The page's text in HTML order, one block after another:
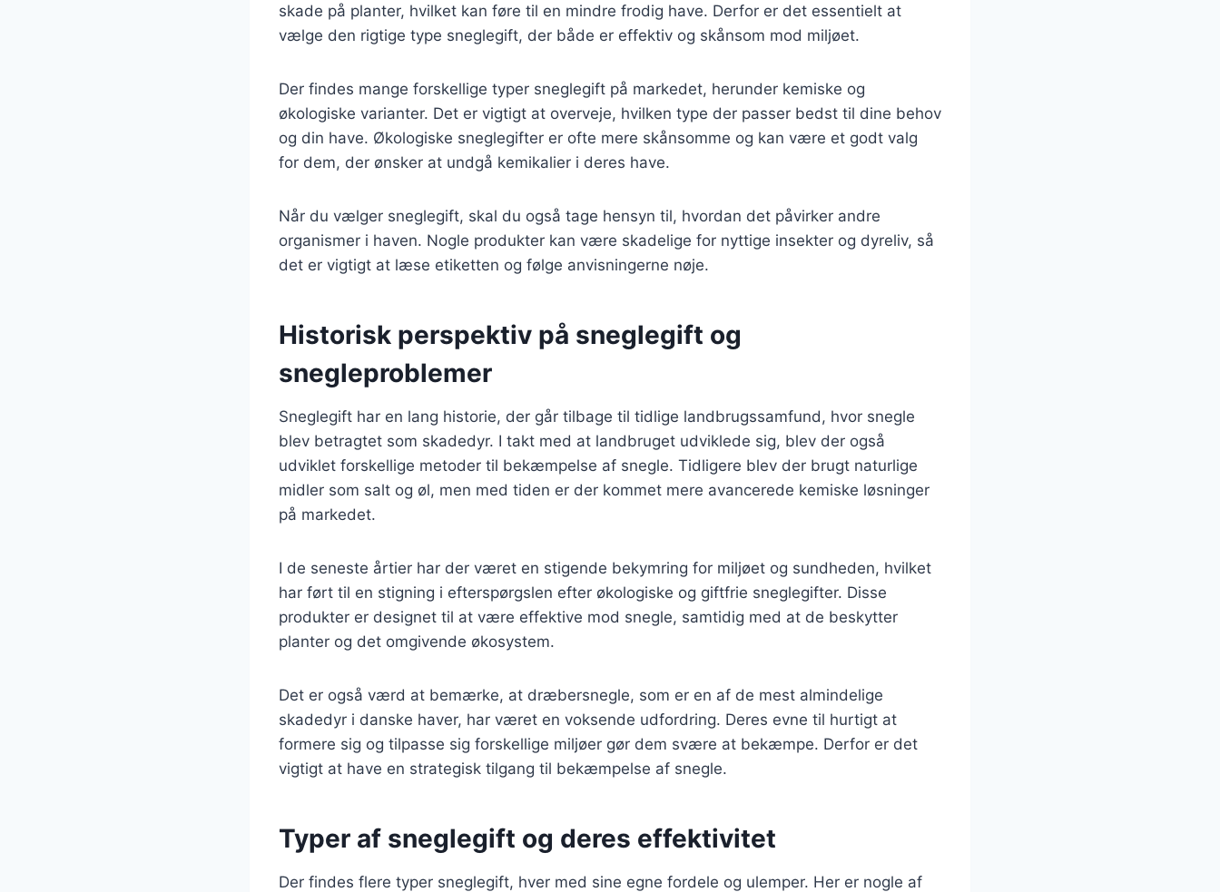
skade på planter, hvilket kan føre til en mindre frodig have. Derfor er det essentielt at
vælge den rigtige type sneglegift, der både er effektiv og skånsom mod miljøet.
Der findes mange forskellige typer sneglegift på markedet, herunder kemiske og
økologiske varianter. Det er vigtigt at overveje, hvilken type der passer bedst til dine behov
og din have. Økologiske sneglegifter er ofte mere skånsomme og kan være et godt valg
for dem, der ønsker at undgå kemikalier i deres have.
Når du vælger sneglegift, skal du også tage hensyn til, hvordan det påvirker andre
organismer i haven. Nogle produkter kan være skadelige for nyttige insekter og dyreliv, så
det er vigtigt at læse etiketten og følge anvisningerne nøje.
Historisk perspektiv på sneglegift og
snegleproblemer
Sneglegift har en lang historie, der går tilbage til tidlige landbrugssamfund, hvor snegle
blev betragtet som skadedyr. I takt med at landbruget udviklede sig, blev der også
udviklet forskellige metoder til bekæmpelse af snegle. Tidligere blev der brugt naturlige
midler som salt og øl, men med tiden er der kommet mere avancerede kemiske løsninger
på markedet.
I de seneste årtier har der været en stigende bekymring for miljøet og sundheden, hvilket
har ført til en stigning i efterspørgslen efter økologiske og giftfrie sneglegifter. Disse
produkter er designet til at være effektive mod snegle, samtidig med at de beskytter
planter og det omgivende økosystem.
Det er også værd at bemærke, at dræbersnegle, som er en af de mest almindelige
skadedyr i danske haver, har været en voksende udfordring. Deres evne til hurtigt at
formere sig og tilpasse sig forskellige miljøer gør dem svære at bekæmpe. Derfor er det
vigtigt at have en strategisk tilgang til bekæmpelse af snegle.
Typer af sneglegift og deres effektivitet
Der findes flere typer sneglegift, hver med sine egne fordele og ulemper. Her er nogle af